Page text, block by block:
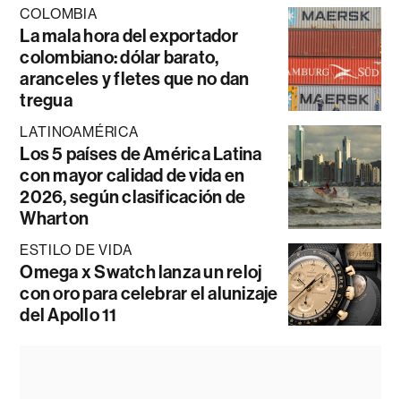
COLOMBIA
La mala hora del exportador
colombiano: dólar barato,
aranceles y fletes que no dan
tregua
LATINOAMÉRICA
Los 5 países de América Latina
con mayor calidad de vida en
2026, según clasificación de
Wharton
ESTILO DE VIDA
Omega x Swatch lanza un reloj
con oro para celebrar el alunizaje
del Apollo 11